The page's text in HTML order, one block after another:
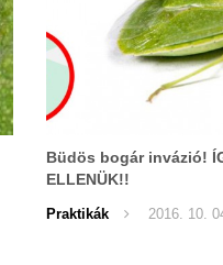
Büdös bogár invázió!
ELLENÜK!!
Praktikák 2016. 10.